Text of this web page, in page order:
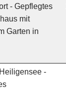
- Gepflegtes
mit
Garten in
-